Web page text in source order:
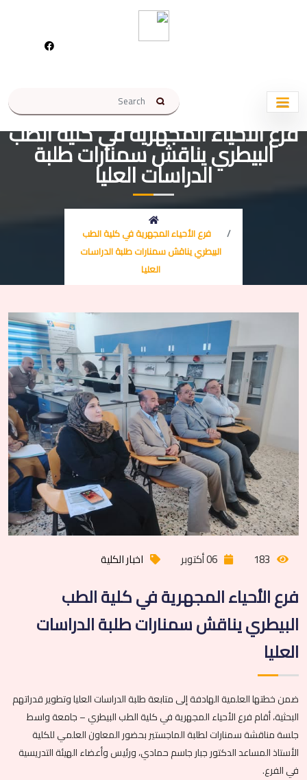
فرع الأحياء المجهرية في كلية الطب
البيطري يناقش سمنارات طلبة
الدراسات العليا
فرع الأحياء المجهرية في كلية الطب
البيطري يناقش سمنارات طلبة الدراسات
العليا
اخبار الكلية
فرع الأحياء المجهرية في كلية الطب
البيطري يناقش سمنارات طلبة الدراسات
العليا
ضمن خطتها العلمية الهادفة إلى متابعة طلبة الدراسات العليا وتطوير قدراتهم
البحثية، أقام فرعالأحياء المجهرية في كلية الطب البيطري – جامعة واسط
جلسة مناقشة سمنارات لطلبة الماجستير بحضور المعاون العلمي للكلية
الأستاذ المساعد الدكتور جبار جاسم حمادي، ورئيس وأعضاء الهيئة التدريسية
في الفرع.